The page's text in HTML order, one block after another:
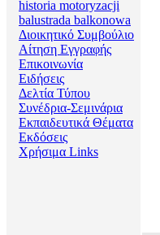
historia motoryzacji
balustrada balkonowa
Διοικητικό Συμβούλιο
Αίτηση Εγγραφής
Επικοινωνία
Ειδήσεις
Δελτία Τύπου
Συνέδρια-Σεμινάρια
Εκπαιδευτικά Θέματα
Εκδόσεις
Χρήσιμα Links